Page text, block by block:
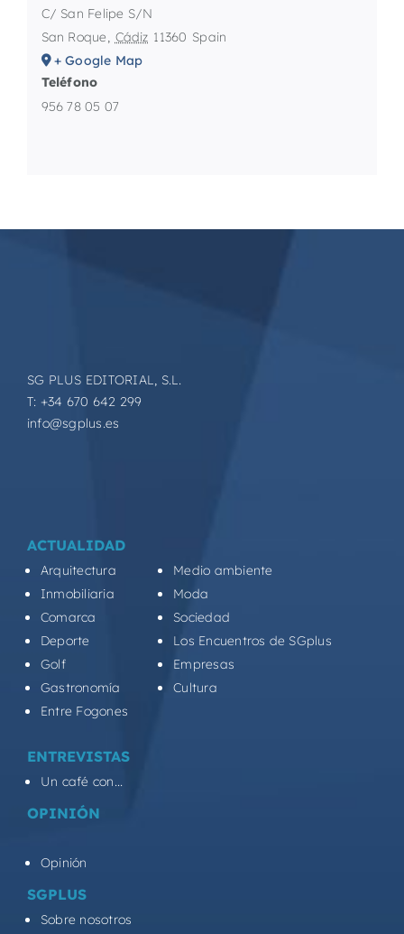
C/ San Felipe S/N
San Roque, Cádiz 11360 Spain
+ Google Map
Teléfono
956 78 05 07
SG PLUS EDITORIAL, S.L.
T: +34 670 642 299
info@sgplus.es
ACTUALIDAD
Arquitectura
Inmobiliaria
Comarca
Deporte
Golf
Gastronomía
Entre Fogones
Medio ambiente
Moda
Sociedad
Los Encuentros de SGplus
Empresas
Cultura
ENTREVISTAS
Un café con...
OPINIÓN
Opinión
SGPLUS
Sobre nosotros